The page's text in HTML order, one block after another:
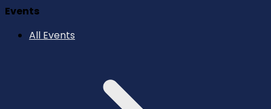
Events
All Events